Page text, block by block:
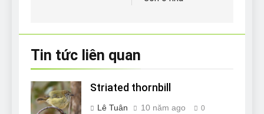
Tin tức liên quan
Striated thornbill
Lê Tuân 10 năm ago 0